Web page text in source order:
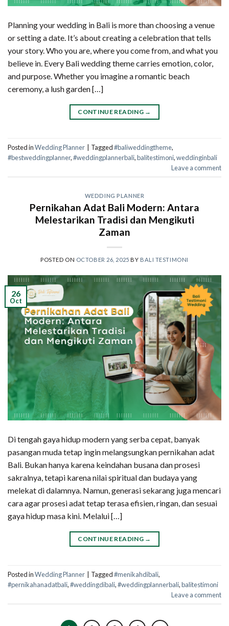
Planning your wedding in Bali is more than choosing a venue
or setting a date. It’s about creating a celebration that tells
your story. Who you are, where you come from, and what you
believe in. Every Bali wedding theme carries emotion, color,
and purpose. Whether you imagine a romantic beach
ceremony, a lush garden […]
CONTINUE READING →
Posted inWedding Planner | Tagged#baliweddingtheme,
#bestweddingplanner,#weddingplannerbali,balitestimoni,weddinginbali
Leave a comment
WEDDING PLANNER
Pernikahan Adat Bali Modern: Antara
Melestarikan Tradisi dan Mengikuti
Zaman
POSTED ON OCTOBER 26, 2025 BY BALI TESTIMONI
26
Oct
Di tengah gaya hidup modern yang serba cepat, banyak
pasangan muda tetap ingin melangsungkan pernikahan adat
Bali. Bukan hanya karena keindahan busana dan prosesi
sakralnya, tetapi karena nilai spiritual dan budaya yang
melekat di dalamnya. Namun, generasi sekarang juga mencari
cara agar prosesi adat tetap terasa efisien, ringan, dan sesuai
gaya hidup masa kini. Melalui […]
CONTINUE READING →
Posted inWedding Planner | Tagged#menikahdibali,
#pernikahanadatbali,#weddingdibali,#weddingplannerbali,balitestimoni
Leave a comment